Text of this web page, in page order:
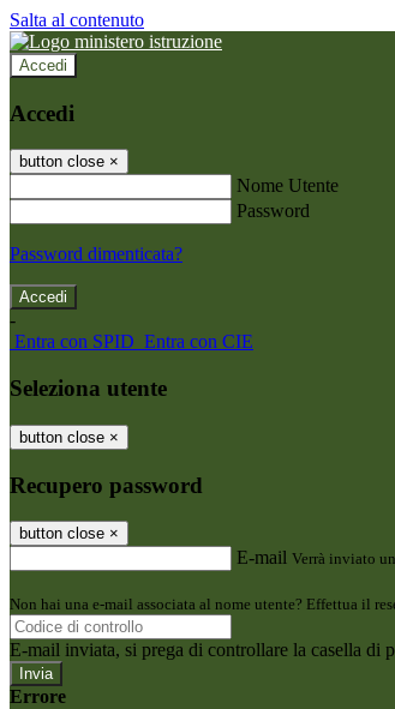
Salta al contenuto
Accedi
Accedi
button close ×
Nome Utente
Password
Password dimenticata?
-
Entra con SPID Entra con CIE
Seleziona utente
button close ×
Recupero password
button close ×
E-mail Verrà inviato
Non hai una e-mail associata al nome utente? Effettua il
E-mail inviata, si prega di controllare la casella di
Errore